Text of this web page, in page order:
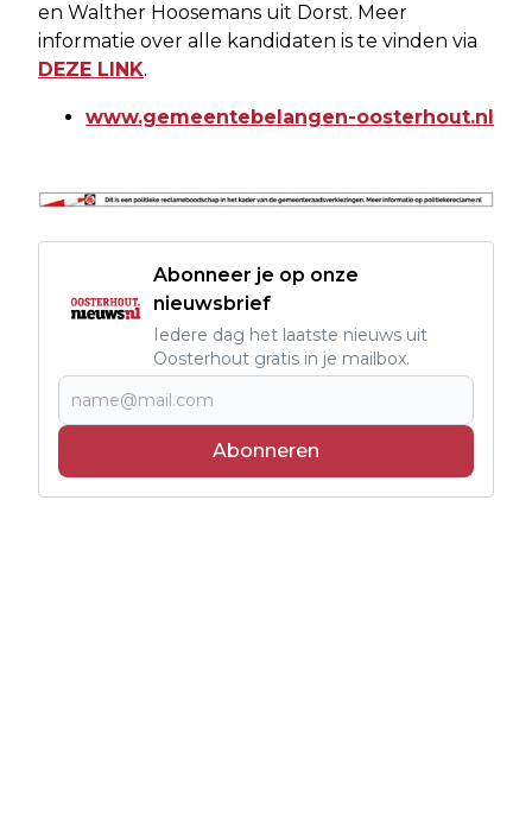
en Walther Hoosemans uit Dorst. Meer
informatie over alle kandidaten is te vinden via
DEZE LINK.
www.gemeentebelangen-oosterhout.nl
Abonneer je op onze
nieuwsbrief
Iedere dag het laatste nieuws uit
Oosterhout gratis in je mailbox.
Abonneren